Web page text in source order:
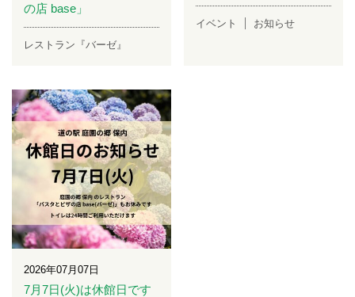
の店 base」
レストラン『バーゼ』
イベント お知らせ
2026年07月07日
7月7日(火)は休館日です